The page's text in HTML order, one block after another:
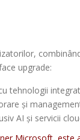
upgrade:
tehnologii
și
AI și servicii
Microsoft, este